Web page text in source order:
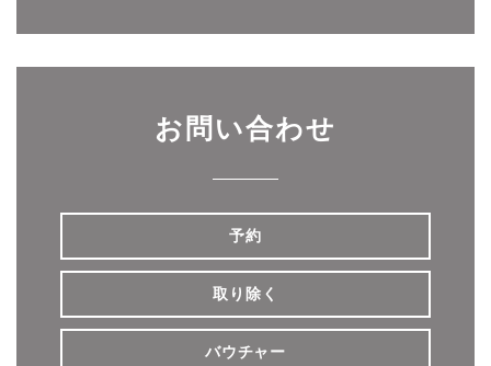
お問い合わせ
予約
取り除く
バウチャー